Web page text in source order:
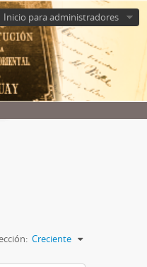
Inicio para administradores
Creciente